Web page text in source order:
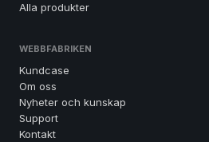
Alla produkter
WEBBFABRIKEN
Kundcase
Om oss
Nyheter och kunskap
Support
Kontakt